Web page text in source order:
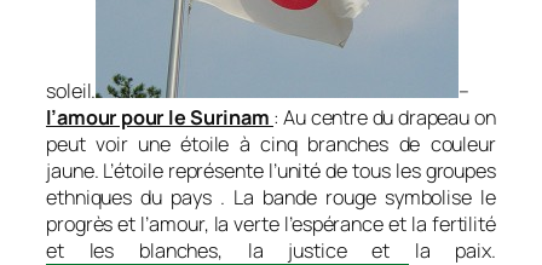
soleil.
–
l’amour pour le Surinam : Au centre du drapeau on
peut voir une étoile à cinq branches de couleur
jaune. L’étoile représente l’unité de tous les groupes
ethniques du pays . La bande rouge symbolise le
progrès et l’amour, la verte l’espérance et la fertilité
et les blanches, la justice et la paix.